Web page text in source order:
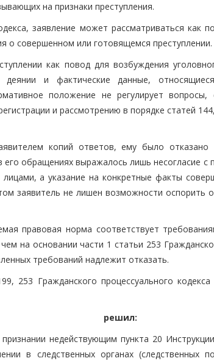
на признаки преступления.
заявление может рассматриваться как
о совершенном или готовящемся преступлении.
как повод для возбуждения
и фактические данные,
положение не регулирует
и рассмотрению в порядке статей
копий ответов, ему было
его обращениях выражалось лишь несогласие
а указание на конкретные факты
заявитель не лишен возможности оспорить
правовая норма соответствует
на основании части 1 статьи 253
требований надлежит отказать.
253 Гражданского процессуального
решил:
недействующим пункта 20
в следственных органах (следственных